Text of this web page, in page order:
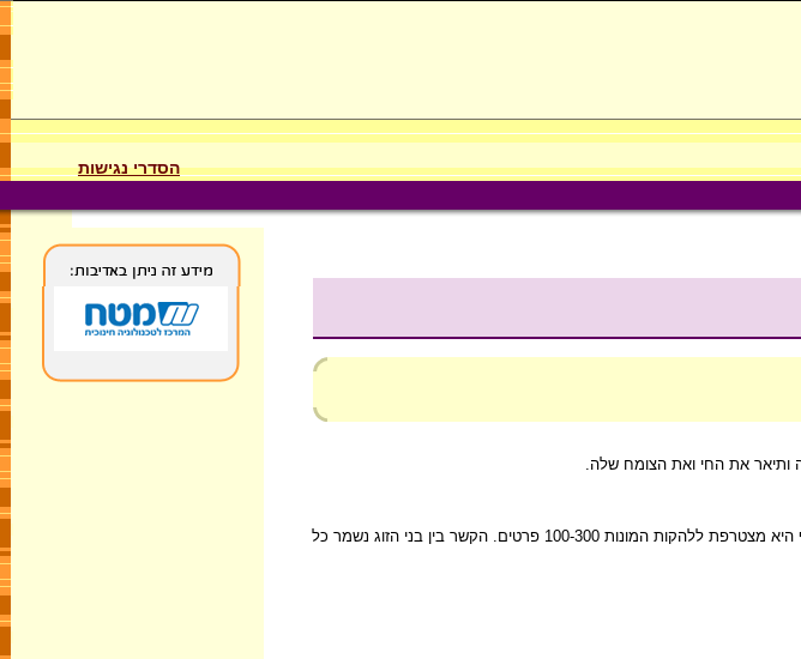
הסדרי נגישות
זוהי ציפור חברותית ברוב ימות השנה: היא נמצאת בדרך כלל בקבוצות קטנות המורכבות מהורים וצאצאיהם. בחורף היא מצטרפת ללהקות המונות 100-300 פרטים. הקשר בין בני הזוג נשמר כל